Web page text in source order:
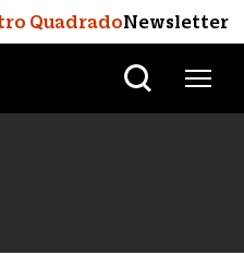
QuadradoNewsletter